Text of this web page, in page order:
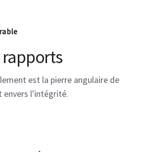
rapports
est la pierre angulaire de
envers l'intégrité.